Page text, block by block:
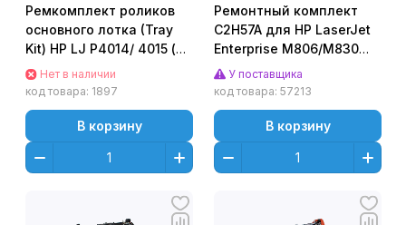
Ремкомплект роликов
основного лотка (Tray
Kit) HP LJ P4014/ 4015 (o)
CB506-67904
Нет в наличии
код товара: 1897
В корзину
Ремонтный комплект
C2H57A для HP LaserJet
Enterprise M806/M830
(CET), CET2597U
У поставщика
код товара: 57213
В корзину